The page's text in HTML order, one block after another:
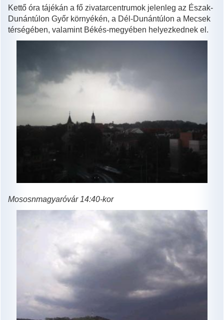
Kettő óra tájékán a fő zivatarcentrumok jelenleg az Észak-
Dunántúlon Győr környékén, a Dél-Dunántúlon a Mecsek
térségében, valamint Békés-megyében helyezkednek el.
Mososnmagyaróvár 14:40-kor